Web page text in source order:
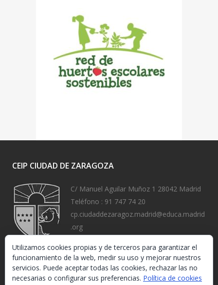
CEIP CIUDAD DE ZARAGOZA
C/ Manuel Aguilar Muñoz 1 28042 Madrid
Teléfono : 91 747 74 20
cp.ciudaddezaragoz.madrid@educa.madrid
.org
Utilizamos cookies propias y de terceros para garantizar el
funcionamiento de la web, medir su uso y mejorar nuestros
servicios. Puede aceptar todas las cookies, rechazar las no
necesarias o configurar sus preferencias. Política de cookies